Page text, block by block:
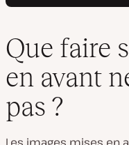
Que faire
en avant
pas ?